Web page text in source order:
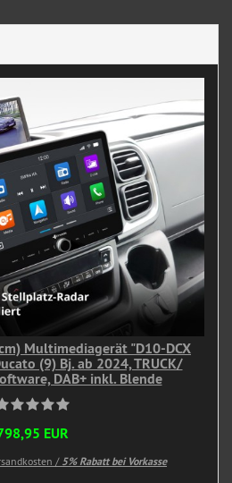
Multimediagerät "D10-DCX
(9) Bj. ab 2024, TRUCK/
DAB+ inkl. Blende
EUR
/ 5% Rabatt bei Vorkasse